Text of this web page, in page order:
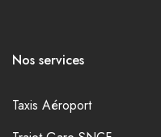
Nos services
Taxis Aéroport